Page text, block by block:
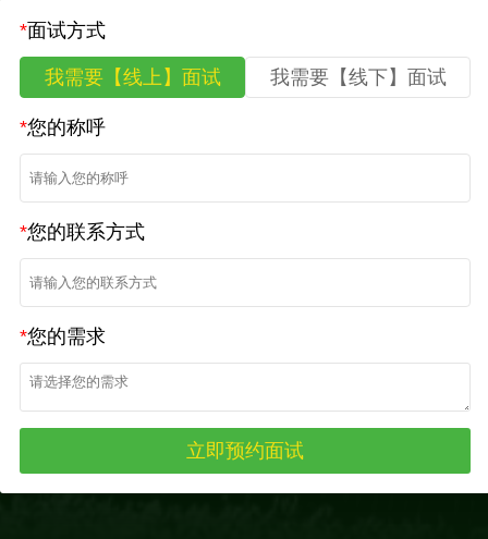
*面试方式
我需要【线上】面试 我需要【线下】面试
*您的称呼
*您的联系方式
*您的需求